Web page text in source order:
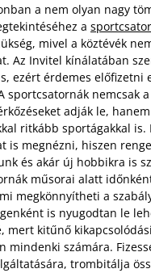
a nem olyan nagy
a
mivel a köztévék
Az Invitel kínálatában
ezért érdemes előfizetni
sportcsatornák nemcsak a
adják le, hanem
ritkább sportágakkal is.
is megnézni, hiszen
és akár új hobbikra is
műsorai alatt
megkönnyítheti a
is nyugodtan le
mert kitűnő
mindenki számára.
trombitálja